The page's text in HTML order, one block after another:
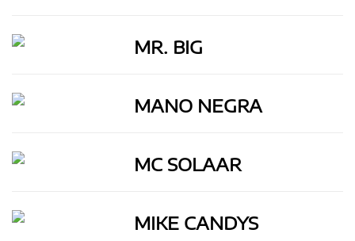
MR. BIG
MANO NEGRA
MC SOLAAR
MIKE CANDYS